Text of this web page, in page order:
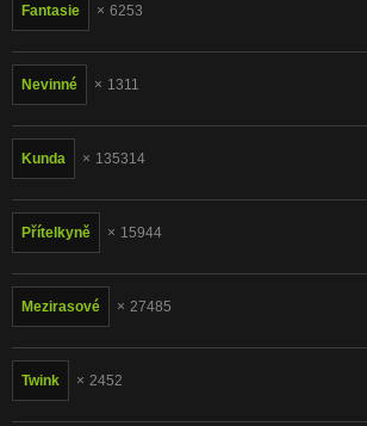
Fantasie 6253
Nevinné 1311
Kunda 135314
Přítelkyně 15944
Mezirasové 27485
Twink 2452